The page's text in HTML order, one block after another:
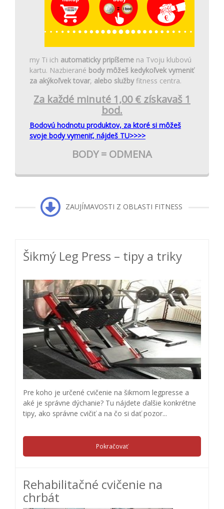
my Ti ich automaticky pripíšeme na Tvoju klubovú
kartu. Nazbierané body môžeš kedykoľvek vymeniť
za akýkoľvek tovar, alebo službyfitness centra.
Za každé minuté 1,00 € získavaš 1
bod.
Bodovú hodnotu produktov, za ktoré si môžeš
svoje body vymeniť, nájdeš TU>>>>
BODY= ODMENA
ZAUJÍMAVOSTI Z OBLASTI FITNESS
Šikmý Leg Press – tipy a triky
Pre koho je určené cvičenie na šikmom legpresse a
aké je správne dýchanie? Tu nájdete ďalšie konkrétne
tipy, ako správne cvičiť a na čo si dať pozor...
Pokračovať
Rehabilitačné cvičenie na
chrbát